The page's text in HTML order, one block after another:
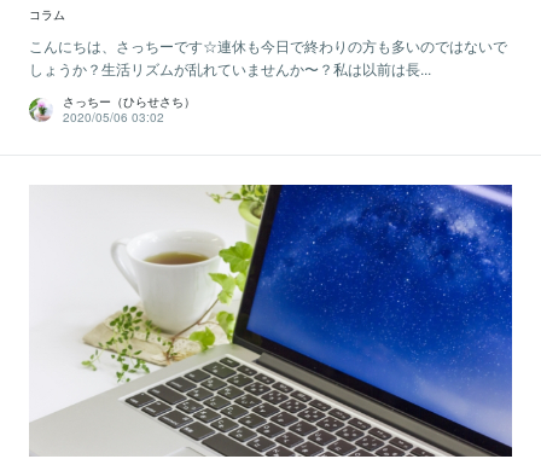
コラム
こんにちは、さっちーです☆連休も今日で終わりの方も多いのではないで
しょうか？生活リズムが乱れていませんか〜？私は以前は長...
さっちー（ひらせさち）
2020/05/06 03:02